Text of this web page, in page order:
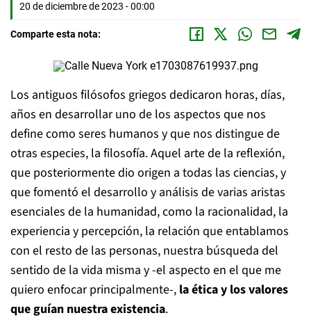
20 de diciembre de 2023 - 00:00
Comparte esta nota:
Los antiguos filósofos griegos dedicaron horas, días,
años en desarrollar uno de los aspectos que nos
define como seres humanos y que nos distingue de
otras especies, la filosofía. Aquel arte de la reflexión,
que posteriormente dio origen a todas las ciencias, y
que fomentó el desarrollo y análisis de varias aristas
esenciales de la humanidad, como la racionalidad, la
experiencia y percepción, la relación que entablamos
con el resto de las personas, nuestra búsqueda del
sentido de la vida misma y -el aspecto en el que me
quiero enfocar principalmente-, la ética y los valores
que guían nuestra existencia.